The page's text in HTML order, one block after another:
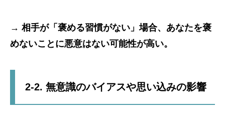
→ 相手が「褒める習慣がない」場合、あなたを褒
めないことに悪意はない可能性が高い。
2-2. 無意識のバイアスや思い込みの影響